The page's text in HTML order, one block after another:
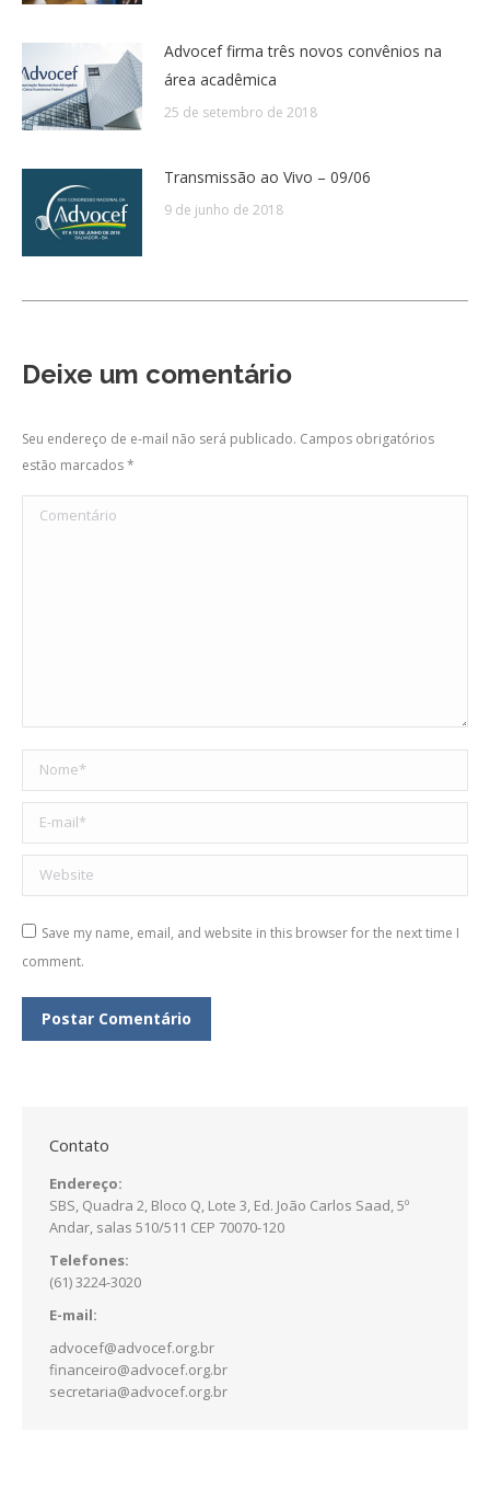
Advocef firma três novos convênios na
área acadêmica
25 de setembro de 2018
Transmissão ao Vivo – 09/06
9 de junho de 2018
Deixe um comentário
Seu endereço de e-mail não será publicado. Campos obrigatórios
estão marcados*
Comentário
Nome *
E-mail *
Website
Save my name, email, and website in this browser for the next time I
comment.
Postar Comentário
Contato
Endereço:
SBS, Quadra 2, Bloco Q, Lote 3, Ed. João Carlos Saad, 5º
Andar, salas 510/511 CEP 70070-120
Telefones:
(61) 3224-3020
E-mail:
advocef@advocef.org.br
financeiro@advocef.org.br
secretaria@advocef.org.br